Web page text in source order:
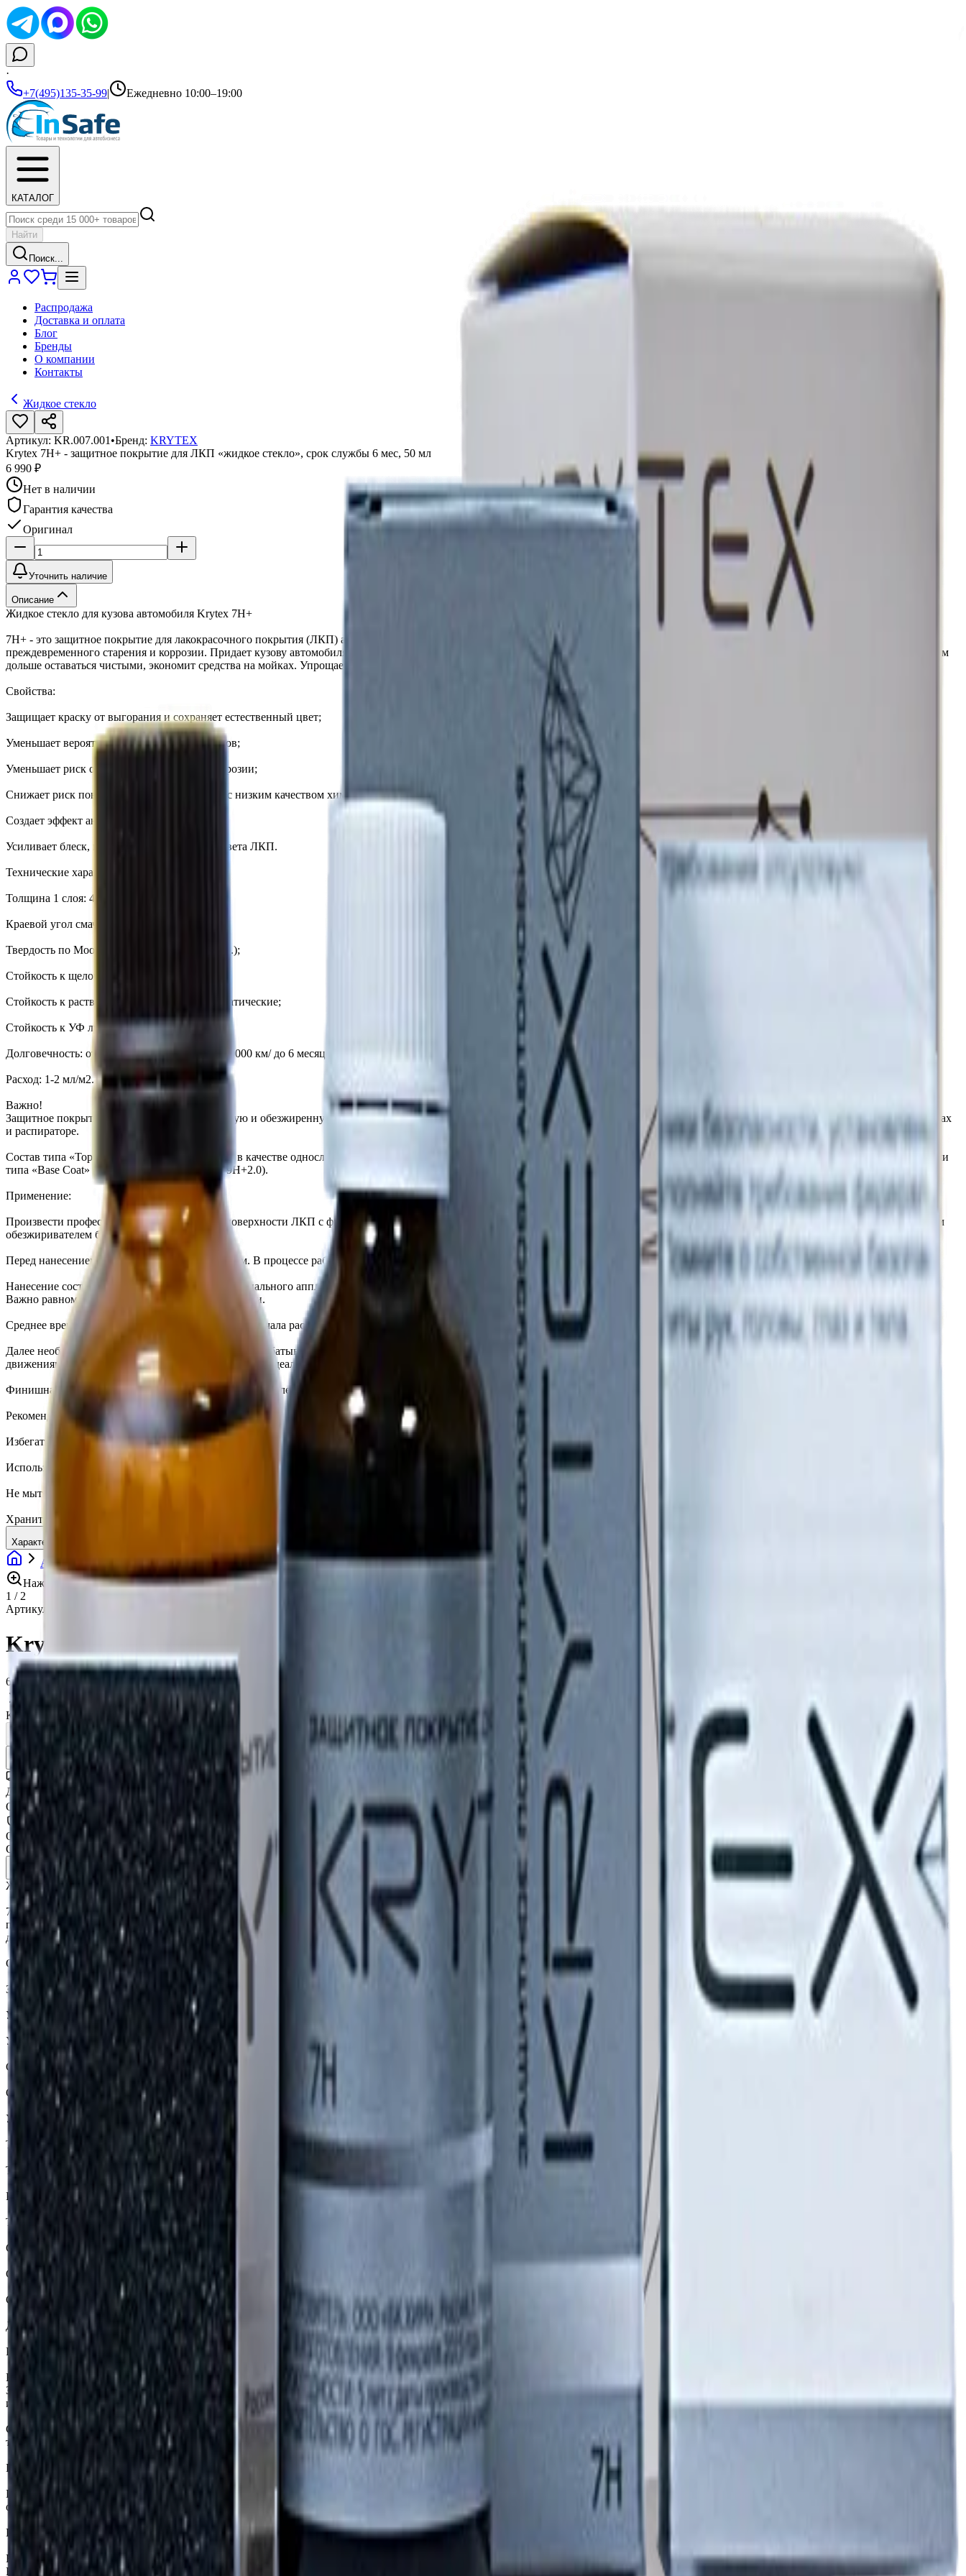
·
+7(495)135-35-99| Ежедневно 10:00–19:00
КАТАЛОГ
Найти
Поиск...
Распродажа
Доставка и оплата
Блог
Бренды
О компании
Контакты
Жидкое стекло
Артикул: KR.007.001 •Бренд: KRYTEX
Krytex 7H+ - защитное покрытие для ЛКП «жидкое стекло», срок службы 6 мес, 50 мл
6 990 ₽
Нет в наличии
Гарантия качества
Оригинал
Уточнить наличие
Описание
Жидкое стекло для кузова автомобиля Krytex 7H+
7H+ - это защитное покрытие для лакокрасочного покрытия (ЛКП) автомобиля и пластиковых деталей прочностью 7H. Уменьшает риск возникновения царапин, защищает ЛКП от
преждевременного старения и коррозии. Придает кузову автомобиля освежающий эффект, увеличивает глубину и насыщенность цвета. Создает эффект «антидождя», позволяя поверхностям
дольше оставаться чистыми, экономит средства на мойках. Упрощает избавление от пыли и мошек. Создано специально для непростых российских условий.
Свойства:
Защищает краску от выгорания и сохраняет естественный цвет;
Уменьшает вероятность возникновения сколов;
Уменьшает риск образования и развития коррозии;
Снижает риск повреждения ЛКП на мойках с низким качеством химии и низким уровнем подготовки мойщиков;
Создает эффект антиграффити (от 2 слоев);
Усиливает блеск, глубину и насыщенность цвета ЛКП.
Технические характеристики:
Толщина 1 слоя: 40-80 нм;
Краевой угол смачивания: 103 градуса;
Твердость по Моосу/Шору: 5/95 ед. (лак 87 ед.);
Стойкость к щелочам и кислотам: pH 1-14;
Стойкость к растворителям: алкановые, ароматические;
Стойкость к УФ лучам: 10-400 нм;
Долговечность: от 100 контактных моек/ от 40000 км/ до 6 месяцев;
Расход: 1-2 мл/м2.
Важно!
Защитное покрытие наносится на чистую, сухую и обезжиренную поверхность при температуре от +10 до +25 и влажности воздуха не выше 60%. Наносить состав рекомендуется в перчатках
и распираторе.
Состав типа «Top Coat» может наноситься как в качестве однослойной самостоятельной защиты, так и в качестве «ламинирующего» верхнего слоя после многослойного покрытия составами
типа «Base Coat» ( KRYTEX 9H+, KRYTEX 9H+2.0).
Применение:
Произвести профессиональную подготовку поверхности ЛКП c финишным обезжириванием профессиональным обезжиривателем-активатором KRYTEX Degreaser (или любым спиртовым
обезжиривателем без содержания ПАВ).
Перед нанесением взболтайте флакон с составом. В процессе работы старайтесь не оставлять флакон открытым, попадание влаги из воздуха может вызвать полимеризацию состава.
Нанесение состава производить с помощью специального аппликатора небольшими участками крест-накрест (сверху вниз, слева-направо). Рекомендуемая площадь нанесения - 40Х40 см.
Важно равномерно разнести состав по поверхности.
Среднее время выдержки нанесенного состава до начала располировки - от 10 до 30 секунд (в зависимости от температуры и влажности).
Далее необходимо удалить излишки материала с обрабатываемой поверхности («располировать»). Располировка производится с помощью микрофибры - аккуратными прямолинейными
движениями, без сильного давления, до достижения идеально гладкой глянцевой поверхности. Качество нанесения можно проверить с помощью инспекционного фонарика.
Финишная выдержка в теплом и сухом помещении после окончания нанесения должна составить 6-8 часов (при температуре +20 С).
Рекомендации:
Избегать попадания воды в процессе нанесения.
Использование ИК-ламп ускорит процесс полимеризации и усилит свойства покрытия.
Не мыть автомобиль с использованием химии в течение 7-10 дней после нанесения состава.
Хранить флакон следует в тщательно закрытом состоянии в темном месте без прямого попадания солнечных лучей.
Характеристики
Автохимия Нанопокрытия Жидкое стекло
Krytex 7H+ - защитное покрытие для ЛКП «жидкое стекло», срок службы 6 мес, 50 мл
Нажмите для увеличения
1 / 2
Артикул:
Krytex 7H+ - защитное покрытие для ЛКП «жидкое стекло», срок службы 6 мес, 50 мл
6 990 ₽
Нет в наличии
Количество:
Уточнить наличие
Доставка СДЭК
От 350₽ по России
Оригинал 100%
Сертифицированный товар
Описание Характеристики
Жидкое стекло для кузова автомобиля Krytex 7H+
7H+ - это защитное покрытие для лакокрасочного покрытия (ЛКП) автомобиля и пластиковых деталей прочностью 7H. Уменьшает риск возникновения царапин, защищает ЛКП от
преждевременного старения и коррозии. Придает кузову автомобиля освежающий эффект, увеличивает глубину и насыщенность цвета. Создает эффект «антидождя», позволяя поверхностям
дольше оставаться чистыми, экономит средства на мойках. Упрощает избавление от пыли и мошек. Создано специально для непростых российских условий.
Свойства:
Защищает краску от выгорания и сохраняет естественный цвет;
Уменьшает вероятность возникновения сколов;
Уменьшает риск образования и развития коррозии;
Снижает риск повреждения ЛКП на мойках с низким качеством химии и низким уровнем подготовки мойщиков;
Создает эффект антиграффити (от 2 слоев);
Усиливает блеск, глубину и насыщенность цвета ЛКП.
Технические характеристики:
Толщина 1 слоя: 40-80 нм;
Краевой угол смачивания: 103 градуса;
Твердость по Моосу/Шору: 5/95 ед. (лак 87 ед.);
Стойкость к щелочам и кислотам: pH 1-14;
Стойкость к растворителям: алкановые, ароматические;
Стойкость к УФ лучам: 10-400 нм;
Долговечность: от 100 контактных моек/ от 40000 км/ до 6 месяцев;
Расход: 1-2 мл/м2.
Важно!
Защитное покрытие наносится на чистую, сухую и обезжиренную поверхность при температуре от +10 до +25 и влажности воздуха не выше 60%. Наносить состав рекомендуется в перчатках
и распираторе.
Состав типа «Top Coat» может наноситься как в качестве однослойной самостоятельной защиты, так и в качестве «ламинирующего» верхнего слоя после многослойного покрытия составами
типа «Base Coat» ( KRYTEX 9H+, KRYTEX 9H+2.0).
Применение:
Произвести профессиональную подготовку поверхности ЛКП c финишным обезжириванием профессиональным обезжиривателем-активатором KRYTEX Degreaser (или любым спиртовым
обезжиривателем без содержания ПАВ).
Перед нанесением взболтайте флакон с составом. В процессе работы старайтесь не оставлять флакон открытым, попадание влаги из воздуха может вызвать полимеризацию состава.
Нанесение состава производить с помощью специального аппликатора небольшими участками крест-накрест (сверху вниз, слева-направо). Рекомендуемая площадь нанесения - 40Х40 см.
Важно равномерно разнести состав по поверхности.